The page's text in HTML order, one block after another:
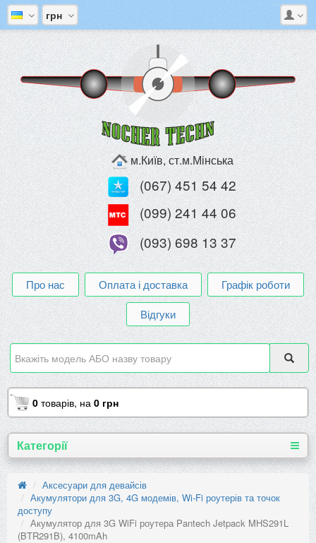
грн
м.Київ, ст.м.Мінська
(067) 451 54 42
(099) 241 44 06
(093) 698 13 37
Про нас Оплата і доставка
Графік роботи
Відгуки
0 товарів, на 0 грн
Категорії
Аксесуари для девайсів
Акумулятори для 3G, 4G модемів, Wi-Fi роутерів та точок
доступу
Акумулятор для 3G WiFi роутера Pantech Jetpack MHS291L
(BTR291B), 4100mAh